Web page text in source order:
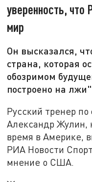
уверенность, что
мир
Он высказался,
страна, которая
обозримом
построено на
Русский тренер
Александр Жулин,
время в Америке,
РИА Новости
мнение о США.